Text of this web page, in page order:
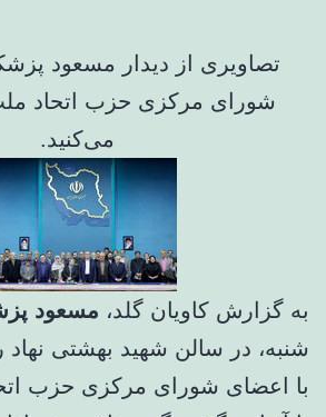
تصاویری از دیدار مسعود
شورای مرکزی حزب اتحاد
می‌کنید.
به گزارش کاویان گلد، مسعود
شنبه، در سالن شهید بهشتی
با اعضای شورای مرکزی حزب